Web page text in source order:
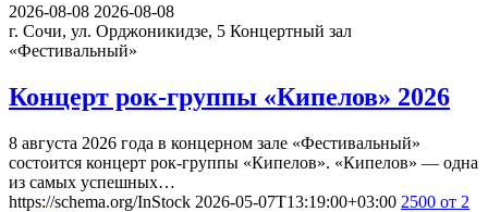
2026-08-08 2026-08-08
г. Сочи, ул. Орджоникидзе, 5 Концертный зал
«Фестивальный»
Концерт рок-группы «Кипелов» 2026
8 августа 2026 года в концерном зале «Фестивальный»
состоится концерт рок-группы «Кипелов». «Кипелов» — одна
из самых успешных…
https://schema.org/InStock 2026-05-07T13:19:00+03:00 2500 от 2